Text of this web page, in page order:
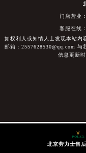
门店营业
客服在线
如权利人或知情人士发现本站内
邮箱：2557628530@qq.com 与
信息更新
北京劳力士售